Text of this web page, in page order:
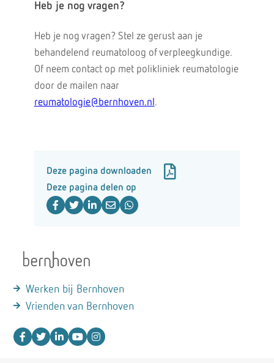
Heb je nog vragen?
Heb je nog vragen? Stel ze gerust aan je
behandelend reumatoloog of verpleegkundige.
Of neem contact op met polikliniek reumatologie
door de mailen naar
reumatologie@bernhoven.nl .
Deze pagina downloaden
Deze pagina delen op
Werken bij Bernhoven
Vrienden van Bernhoven